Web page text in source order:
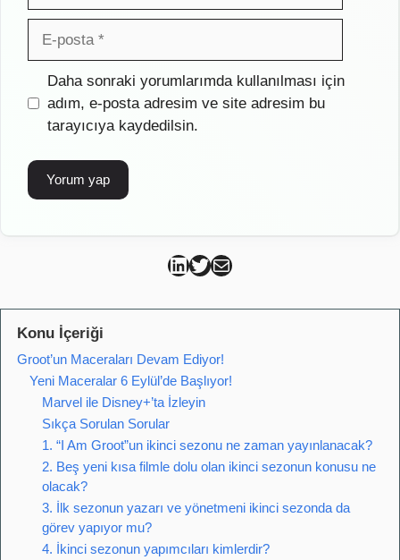
posta
İnternet
sitesi
Daha sonraki yorumlarımda kullanılması için
adım, e-posta adresim ve site adresim bu
tarayıcıya kaydedilsin.
Can Kütahya Linkedin
Can Kütahya Twitter
Can Kütahya Mail
Konu İçeriği
Groot’un Maceraları Devam Ediyor!
Yeni Maceralar 6 Eylül’de Başlıyor!
Marvel ile Disney+’ta İzleyin
Sıkça Sorulan Sorular
1. “I Am Groot”un ikinci sezonu ne zaman yayınlanacak?
2. Beş yeni kısa filmle dolu olan ikinci sezonun konusu ne
olacak?
3. İlk sezonun yazarı ve yönetmeni ikinci sezonda da
görev yapıyor mu?
4. İkinci sezonun yapımcıları kimlerdir?